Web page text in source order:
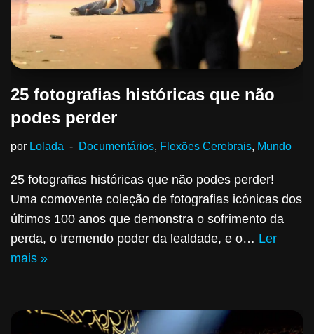
25 fotografias históricas que não
podes perder
por Lolada Documentários, Flexões Cerebrais, Mundo
25 fotografias históricas que não podes perder!
Uma comovente coleção de fotografias icónicas dos
últimos 100 anos que demonstra o sofrimento da
perda, o tremendo poder da lealdade, e o… Ler
mais »